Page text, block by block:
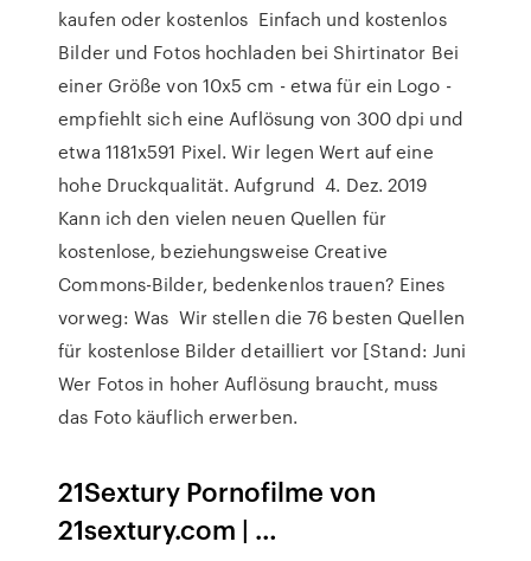
kaufen oder kostenlos Einfach und kostenlos
Bilder und Fotos hochladen bei Shirtinator Bei
einer Größe von 10x5 cm - etwa für ein Logo -
empfiehlt sich eine Auflösung von 300 dpi und
etwa 1181x591 Pixel. Wir legen Wert auf eine
hohe Druckqualität. Aufgrund 4. Dez. 2019
Kann ich den vielen neuen Quellen für
kostenlose, beziehungsweise Creative
Commons-Bilder, bedenkenlos trauen? Eines
vorweg: Was Wir stellen die 76 besten Quellen
für kostenlose Bilder detailliert vor [Stand: Juni
Wer Fotos in hoher Auflösung braucht, muss
das Foto käuflich erwerben.
21Sextury Pornofilme von
21sextury.com | …